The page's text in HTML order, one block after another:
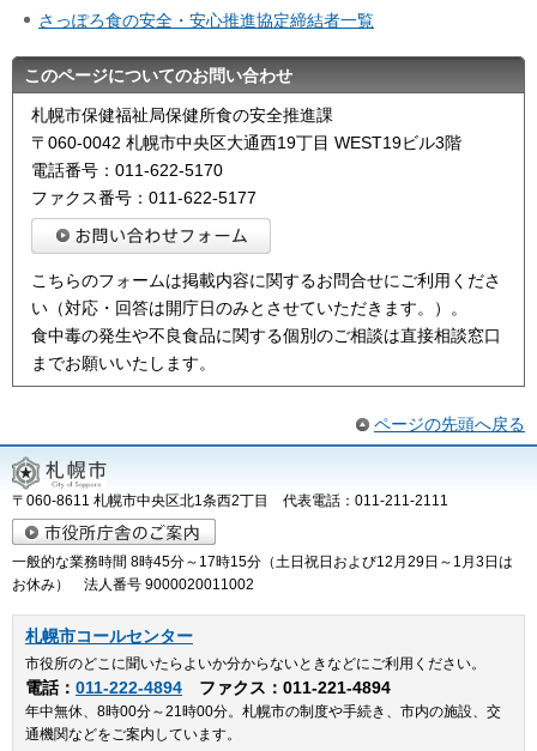
さっぽろ食の安全・安心推進協定締結者一覧
このページについてのお問い合わせ
札幌市保健福祉局保健所食の安全推進課
〒060-0042 札幌市中央区大通西19丁目 WEST19ビル3階
電話番号：011-622-5170
ファクス番号：011-622-5177
こちらのフォームは掲載内容に関するお問合せにご利用くださ
い（対応・回答は開庁日のみとさせていただきます。）。
食中毒の発生や不良食品に関する個別のご相談は直接相談窓口
までお願いいたします。
ページの先頭へ戻る
〒060-8611 札幌市中央区北1条西2丁目 代表電話：011-211-2111
一般的な業務時間 8時45分～17時15分（土日祝日および12月29日～1月3日は
お休み） 法人番号 9000020011002
札幌市コールセンター
市役所のどこに聞いたらよいか分からないときなどにご利用ください。
電話： 011-222-4894 ファクス：011-221-4894
年中無休、8時00分～21時00分。札幌市の制度や手続き、市内の施設、交
通機関などをご案内しています。